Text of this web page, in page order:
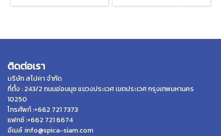
ติดต่อเรา
บริษัท สไปคา จำกัด
ที่ตั้ง : 243/2 ถนนอ่อนนุช แขวงประเวศ เขตประเวศ กรุงเทพมหานคร
10250
โทรศัพท์ :+662 721 7373
แฟกซ์ :+662 721 6674
อีเมล์ :info@spica-siam.com